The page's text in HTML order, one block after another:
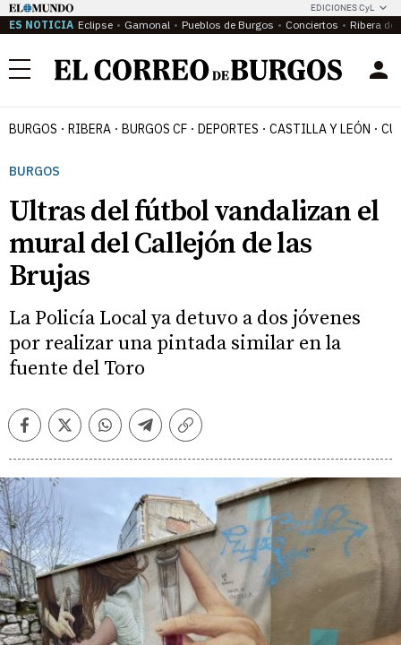
EDICIONES CyL
ES NOTICIA Eclipse Gamonal Pueblos de Burgos Conciertos Ribera del
Menú
BURGOS RIBERA BURGOS CF DEPORTES CASTILLA Y LEÓN
BURGOS
Ultras del fútbol vandalizan el
mural del Callejón de las
Brujas
La Policía Local ya detuvo a dos jóvenes
por realizar una pintada similar en la
fuente del Toro
FacebookTwitterWhatsappTelegramCopiar